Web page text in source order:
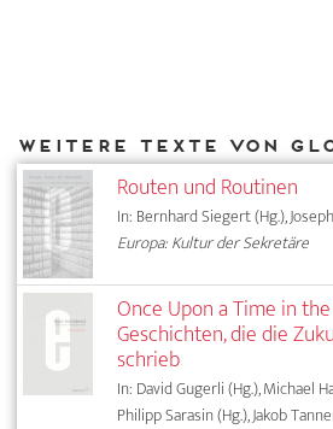
Routen und Routinen
In: Bernhard Siegert (Hg.),
Europa: Kultur der Sekretäre
Once Upon a Time in
Geschichten, die die
schrieb
In: David Gugerli (Hg.), Michael
Philipp Sarasin (Hg.), Jakob